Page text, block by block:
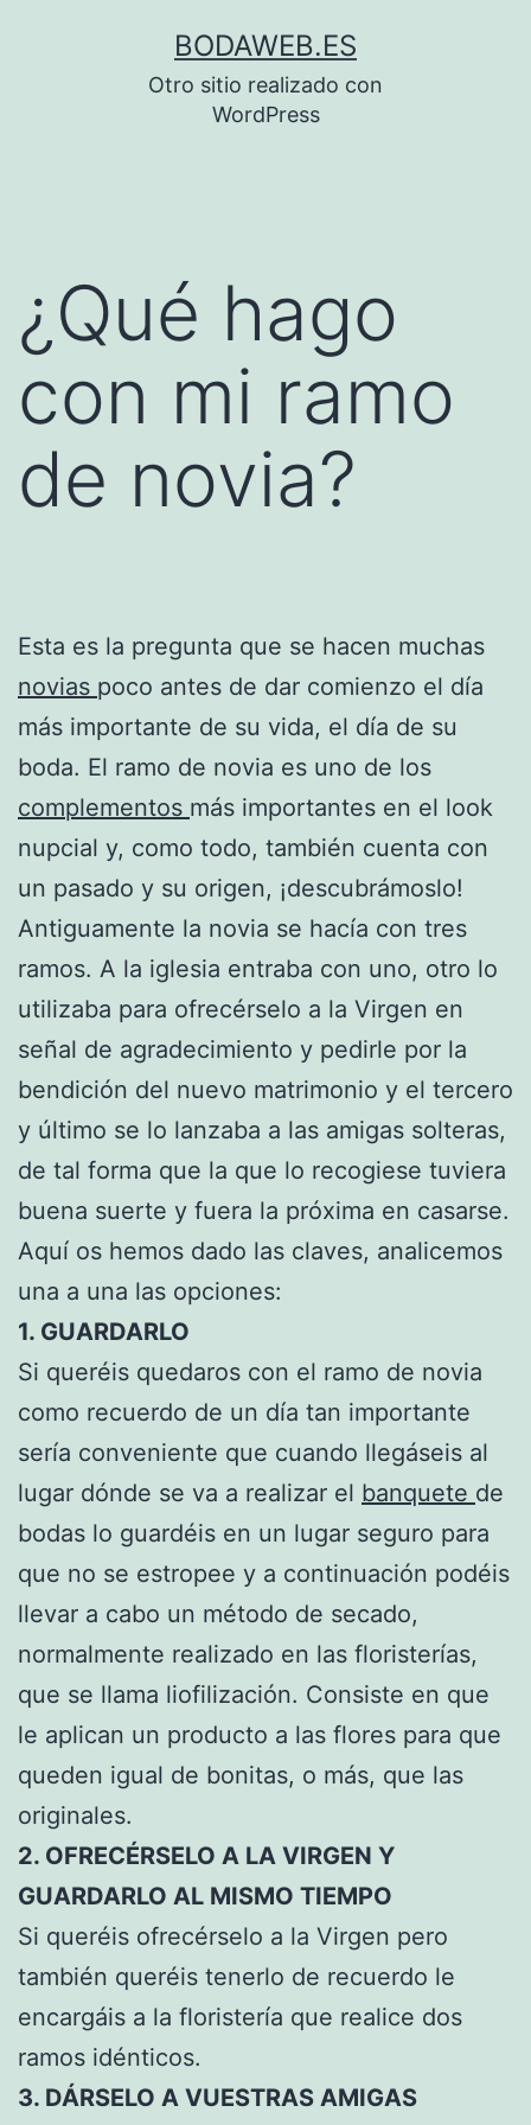
BODAWEB.ES
Otro sitio realizado con
WordPress
¿Qué hago
con mi ramo
de novia?
Esta es la pregunta que se hacen muchas
novias poco antes de dar comienzo el día
más importante de su vida, el día de su
boda. El ramo de novia es uno de los
complementos más importantes en el look
nupcial y, como todo, también cuenta con
un pasado y su origen, ¡descubrámoslo!
Antiguamente la novia se hacía con tres
ramos. A la iglesia entraba con uno, otro lo
utilizaba para ofrecérselo a la Virgen en
señal de agradecimiento y pedirle por la
bendición del nuevo matrimonio y el tercero
y último se lo lanzaba a las amigas solteras,
de tal forma que la que lo recogiese tuviera
buena suerte y fuera la próxima en casarse.
Aquí os hemos dado las claves, analicemos
una a una las opciones:
1. GUARDARLO
Si queréis quedaros con el ramo de novia
como recuerdo de un día tan importante
sería conveniente que cuando llegáseis al
lugar dónde se va a realizar el banquete de
bodas lo guardéis en un lugar seguro para
que no se estropee y a continuación podéis
llevar a cabo un método de secado,
normalmente realizado en las floristerías,
que se llama liofilización. Consiste en que
le aplican un producto a las flores para que
queden igual de bonitas, o más, que las
originales.
2. OFRECÉRSELO A LA VIRGEN Y
GUARDARLO AL MISMO TIEMPO
Si queréis ofrecérselo a la Virgen pero
también queréis tenerlo de recuerdo le
encargáis a la floristería que realice dos
ramos idénticos.
3. DÁRSELO A VUESTRAS AMIGAS